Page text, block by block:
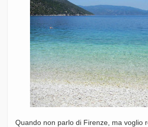
Quando non parlo di Firenze, ma voglio